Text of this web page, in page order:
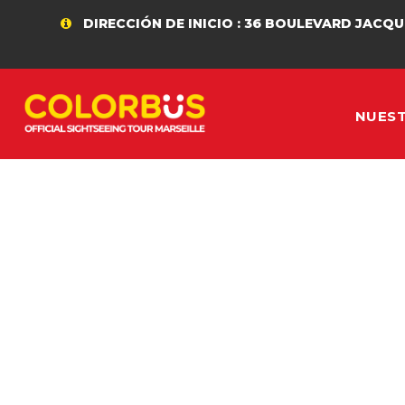
DIRECCIÓN DE INICIO : 36 BOULEVARD JACQUES